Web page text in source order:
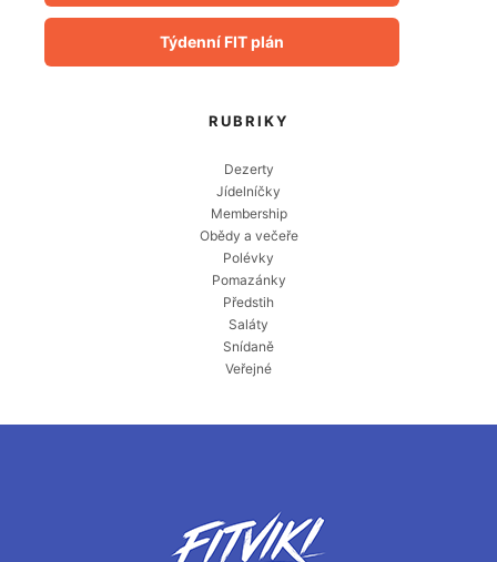
Týdenní FIT plán
RUBRIKY
Dezerty
Jídelníčky
Membership
Obědy a večeře
Polévky
Pomazánky
Předstih
Saláty
Snídaně
Veřejné